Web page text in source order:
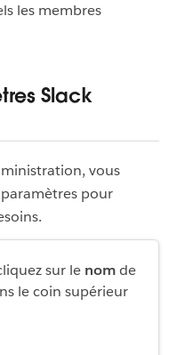
les membres
Slack
vous
pour
sur le nomde
le coin supérieur